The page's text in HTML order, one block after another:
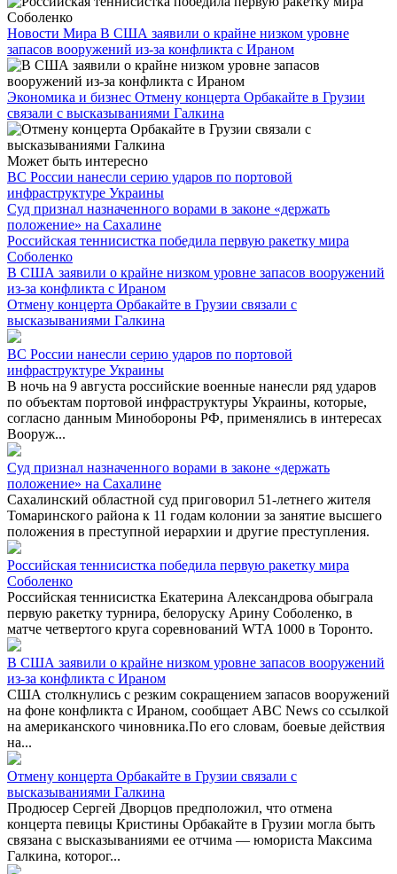
Новости Мира В США заявили о крайне низком уровне
запасов вооружений из-за конфликта с Ираном
Экономика и бизнес Отмену концерта Орбакайте в Грузии
связали с высказываниями Галкина
Может быть интересно
ВС России нанесли серию ударов по портовой
инфраструктуре Украины
Суд признал назначенного ворами в законе «держать
положение» на Сахалине
Российская теннисистка победила первую ракетку мира
Соболенко
В США заявили о крайне низком уровне запасов вооружений
из-за конфликта с Ираном
Отмену концерта Орбакайте в Грузии связали с
высказываниями Галкина
ВС России нанесли серию ударов по портовой
инфраструктуре Украины
В ночь на 9 августа российские военные нанесли ряд ударов
по объектам портовой инфраструктуры Украины, которые,
согласно данным Минобороны РФ, применялись в интересах
Вооруж...
Суд признал назначенного ворами в законе «держать
положение» на Сахалине
Сахалинский областной суд приговорил 51-летнего жителя
Томаринского района к 11 годам колонии за занятие высшего
положения в преступной иерархии и другие преступления.
Российская теннисистка победила первую ракетку мира
Соболенко
Российская теннисистка Екатерина Александрова обыграла
первую ракетку турнира, белоруску Арину Соболенко, в
матче четвертого круга соревнований WTA 1000 в Торонто.
В США заявили о крайне низком уровне запасов вооружений
из-за конфликта с Ираном
США столкнулись с резким сокращением запасов вооружений
на фоне конфликта с Ираном, сообщает ABC News со ссылкой
на американского чиновника.По его словам, боевые действия
на...
Отмену концерта Орбакайте в Грузии связали с
высказываниями Галкина
Продюсер Сергей Дворцов предположил, что отмена
концерта певицы Кристины Орбакайте в Грузии могла быть
связана с высказываниями ее отчима — юмориста Максима
Галкина, которог...